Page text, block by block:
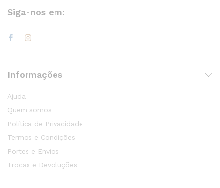
Siga-nos em:
Informações
Ajuda
Quem somos
Política de Privacidade
Termos e Condições
Portes e Envios
Trocas e Devoluções